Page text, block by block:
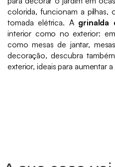
colorida, funcionam a pilhas,
tomada elétrica. A grinalda
interior como no exterior:
como mesas de jantar,
decoração, descubra
exterior, ideais para aumentar